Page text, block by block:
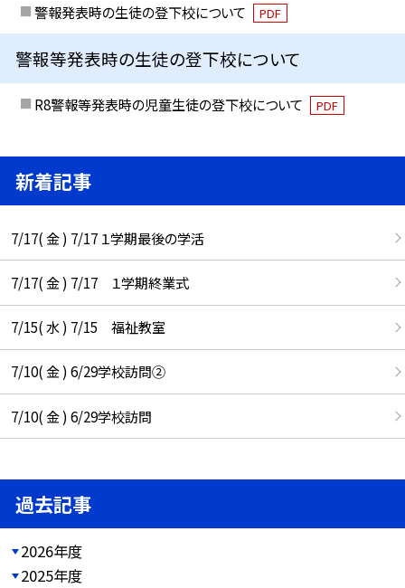
警報発表時の生徒の登下校について PDF
警報等発表時の生徒の登下校について
R8警報等発表時の児童生徒の登下校について PDF
新着記事
7/17( 金 ) 7/17 １学期最後の学活
7/17( 金 ) 7/17 １学期終業式
7/15( 水 ) 7/15 福祉教室
7/10( 金 ) 6/29学校訪問②
7/10( 金 ) 6/29学校訪問
過去記事
2026年度
2025年度